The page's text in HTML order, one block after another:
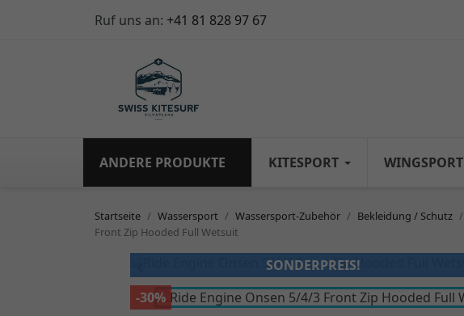
Ruf uns an: +41 81 828 97 67
ANDERE PRODUKTE KITESPORT WINGSPORT
Startseite Wassersport Wassersport-Zubehör Bekleidung / Schutz
Front Zip Hooded Full Wetsuit
SONDERPREIS!
-30%